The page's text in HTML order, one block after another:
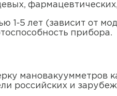
1-5 лет (зависит от
прибора.
мановакуумметров
российских и